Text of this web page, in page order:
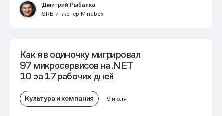
Дмитрий Рыбалка
SRE-инженер Mindbox
Как я в одиночку мигрировал
97 микросервисов на .NET
10 за 17 рабочих дней
Культура и компания 9 июля